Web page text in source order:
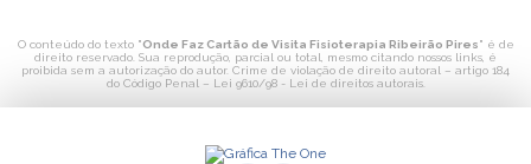
O conteúdo do texto "Onde Faz Cartão de Visita Fisioterapia Ribeirão Pires" é de
direito reservado. Sua reprodução, parcial ou total, mesmo citando nossos links, é
proibida sem a autorização do autor. Crime de violação de direito autoral – artigo 184
do Código Penal – Lei 9610/98 - Lei de direitos autorais.